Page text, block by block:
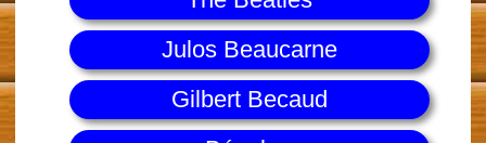
Julos Beaucarne
Gilbert Becaud